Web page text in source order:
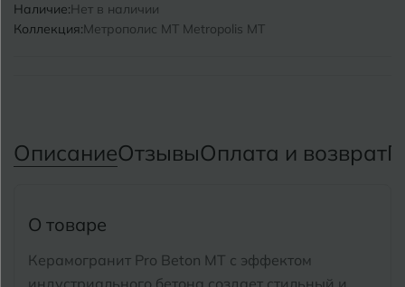
Наличие:Нет в наличии
Коллекция:Метрополис MT Metropolis MT
ОписаниеОтзывыОплата и возврат
О товаре
Керамогранит Pro Beton MT с эффектом
Г Геленджик
Е
Иваново
Сыктывкар